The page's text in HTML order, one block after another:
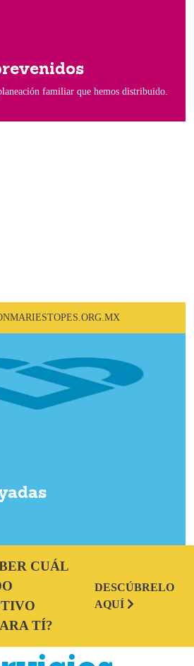
familiar que hemos distribuido.
CUÁL
TÍ?
DESCÚBRELO
AQUÍ